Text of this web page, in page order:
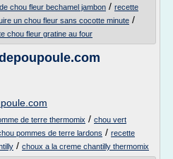
chou fleur bechamel jambon / recette
un chou fleur sans cocotte minute /
chou fleur gratine au four
de terre thermomix / chou vert
pommes de terre lardons / recette
/ choux a la creme chantilly thermomix